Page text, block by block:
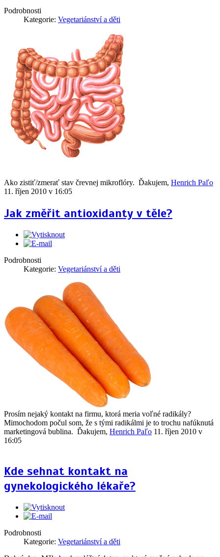
Podrobnosti
Kategorie: Vegetariánství a děti
Ako zistiť/zmerať stav črevnej mikroflóry. Ďakujem, Henrich Paľo
11. říjen 2010 v 16:05
Jak změřit antioxidanty v těle?
Podrobnosti
Kategorie: Vegetariánství a děti
Prosím nejaký kontakt na firmu, ktorá meria voľné radikály?
Mimochodom počul som, že s tými radikálmi je to trochu nafúknutá
marketingová bublina. Ďakujem, Henrich Paľo 11. říjen 2010 v
16:05
Kde sehnat kontakt na
gynekologického lékaře?
Podrobnosti
Kategorie: Vegetariánství a děti